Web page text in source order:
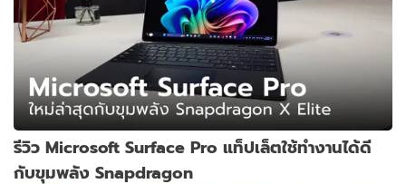
รีวิว Microsoft Surface Pro แท็ปเล็ตใช้ทำงานได้ดี
กับขุมพลัง Snapdragon